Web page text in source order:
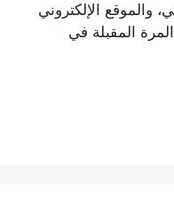
والموقع الإلكتروني
المقبلة في